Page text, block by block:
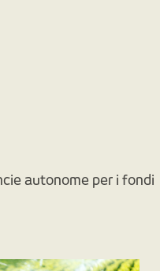
autonome per i fondi